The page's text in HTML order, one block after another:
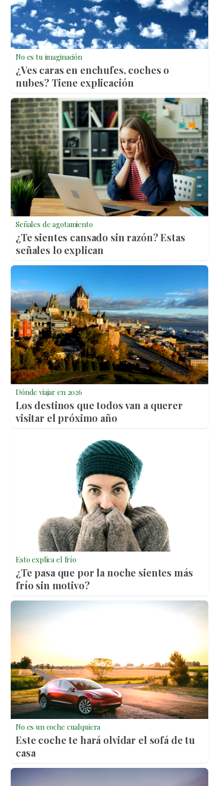
No es tu imaginación
¿Ves caras en enchufes, coches o
nubes? Tiene explicación
Señales de agotamiento
¿Te sientes cansado sin razón? Estas
señales lo explican
Dónde viajar en 2026
Los destinos que todos van a querer
visitar el próximo año
Esto explica el frío
¿Te pasa que por la noche sientes más
frío sin motivo?
No es un coche cualquiera
Este coche te hará olvidar el sofá de tu
casa